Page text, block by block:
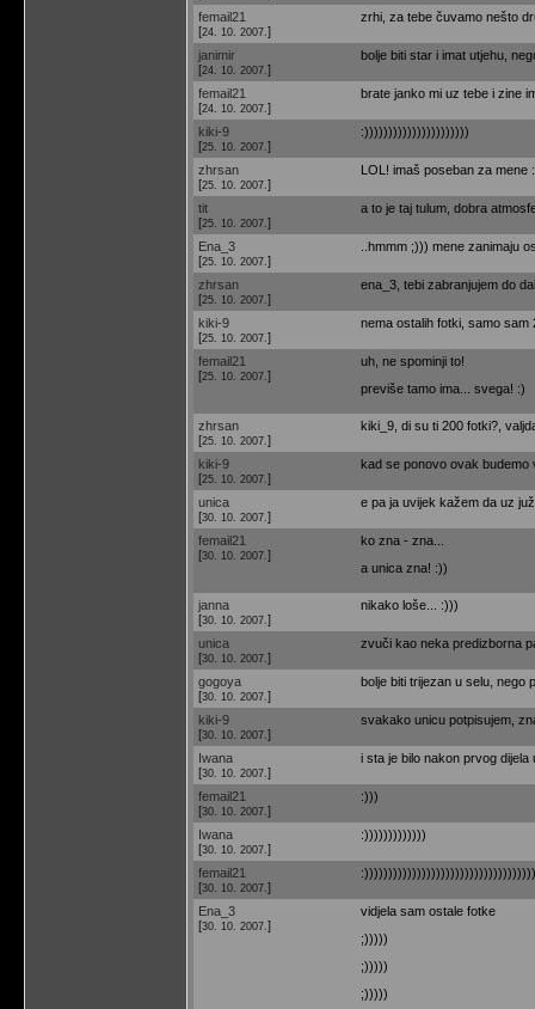
femail21
[24. 10. 2007. ]
zrhi, za tebe čuvamo nešto
janimir
[24. 10. 2007. ]
bolje biti star i imat utjehu,
femail21
[24. 10. 2007. ]
brate janko mi uz tebe i zine
kiki-9
[25. 10. 2007. ]
:))))))))))))))))))))))
zhrsan
[25. 10. 2007. ]
LOL! imaš poseban za mene
tit
[25. 10. 2007. ]
a to je taj tulum, dobra
Ena_3
[25. 10. 2007. ]
..hmmm ;))) mene zanimaju
zhrsan
[25. 10. 2007. ]
ena_3, tebi zabranjujem do
kiki-9
[25. 10. 2007. ]
nema ostalih fotki, samo
femail21
[25. 10. 2007. ]
uh, ne spominji to!
previše tamo ima... svega! :)
zhrsan
[25. 10. 2007. ]
kiki_9, di su ti 200 fotki?,
kiki-9
[25. 10. 2007. ]
kad se ponovo ovak budemo
unica
[30. 10. 2007. ]
e pa ja uvijek kažem da uz
femail21
[30. 10. 2007. ]
ko zna - zna...
a unica zna! :))
janna
[30. 10. 2007. ]
nikako loše... :)))
unica
[30. 10. 2007. ]
zvuči kao neka predizborna
gogoya
[30. 10. 2007. ]
bolje biti trijezan u selu, nego
kiki-9
[30. 10. 2007. ]
svakako unicu potpisujem,
Iwana
[30. 10. 2007. ]
i sta je bilo nakon prvog dijela
femail21
[30. 10. 2007. ]
:)))
Iwana
[30. 10. 2007. ]
:)))))))))))))
femail21
[30. 10. 2007. ]
Ena_3
[30. 10. 2007. ]
vidjela sam ostale fotke
;)))))
;)))))
;)))))